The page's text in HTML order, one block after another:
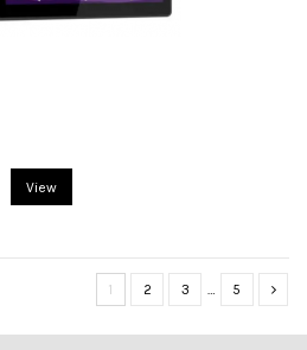
View
1 2 3 … 5